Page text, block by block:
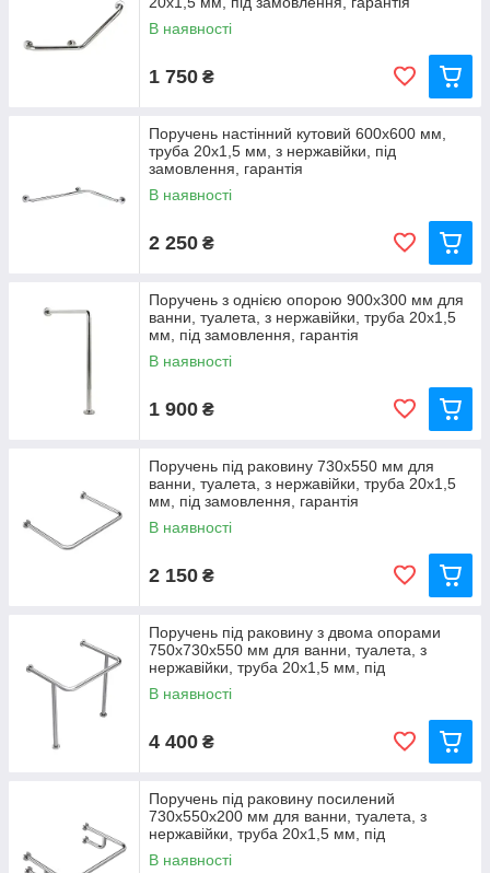
В наявності
1 750 ₴
Поручень настінний кутовий 600х600 мм,
труба 20х1,5 мм, з нержавійки, під
замовлення, гарантія
В наявності
2 250 ₴
Поручень з однією опорою 900х300 мм для
ванни, туалета, з нержавійки, труба 20х1,5
мм, під замовлення, гарантія
В наявності
1 900 ₴
Поручень під раковину 730х550 мм для
ванни, туалета, з нержавійки, труба 20х1,5
мм, під замовлення, гарантія
В наявності
2 150 ₴
Поручень під раковину з двома опорами
750х730х550 мм для ванни, туалета, з
нержавійки, труба 20х1,5 мм, під
замовлення, гарантія
В наявності
4 400 ₴
Поручень під раковину посилений
730х550х200 мм для ванни, туалета, з
нержавійки, труба 20х1,5 мм, під
замовлення, гарантія
В наявності